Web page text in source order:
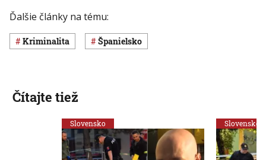
Ďalšie články na tému:
Kriminalita Španielsko
Čítajte tiež
Slovensko Slovensko